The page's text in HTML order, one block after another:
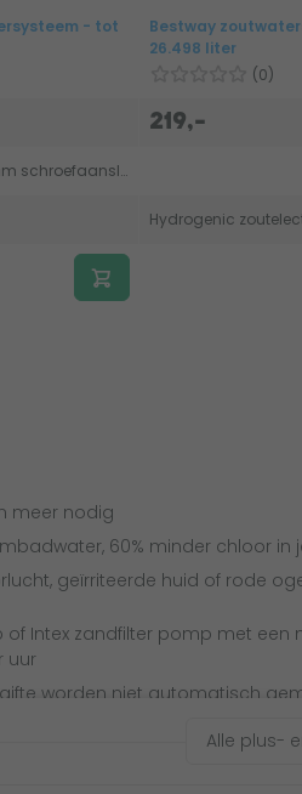
- tot
32/38 mm klem & 38 mm schroefaansluiting
Bestway
26.498 liter
(0)
219,-
Hydrogenic
meer nodig
60% minder chloor in
geïrriteerde huid of rode
of Intex zandfilter pomp met een
uur
worden niet automatisch
Alle plus-